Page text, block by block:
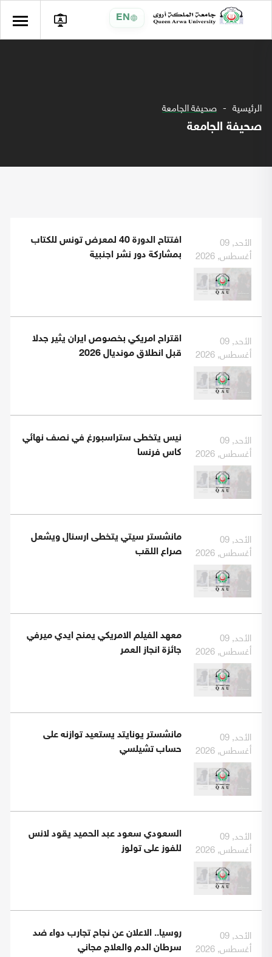
EN
الرئيسية صحيفة الجامعة
صحيفة الجامعة
الأحد, 09
أغسطس, 2026
افتتاح الدورة 40 لمعرض تونس للكتاب
بمشاركة دور نشر اجنبية
الأحد, 09
أغسطس, 2026
اقتراح امريكي بخصوص ايران يثير جدلا
قبل انطلاق مونديال 2026
الأحد, 09
أغسطس, 2026
نيس يتخطى ستراسبورغ في نصف نهائي
كاس فرنسا
الأحد, 09
أغسطس, 2026
مانشستر سيتي يتخطى ارسنال ويشعل
صراع اللقب
الأحد, 09
أغسطس, 2026
معهد الفيلم الامريكي يمنح ايدي ميرفي
جائزة انجاز العمر
الأحد, 09
أغسطس, 2026
مانشستر يونايتد يستعيد توازنه على
حساب تشيلسي
الأحد, 09
أغسطس, 2026
السعودي سعود عبد الحميد يقود لانس
للفوز على تولوز
الأحد, 09
أغسطس, 2026
روسيا.. الاعلان عن نجاح تجارب دواء ضد
سرطان الدم والعلاج مجاني